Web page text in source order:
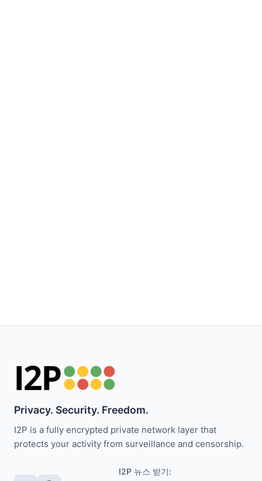
Privacy. Security. Freedom.
I2P is a fully encrypted private network layer that
protects your activity from surveillance and censorship.
I2P 뉴스 받기: